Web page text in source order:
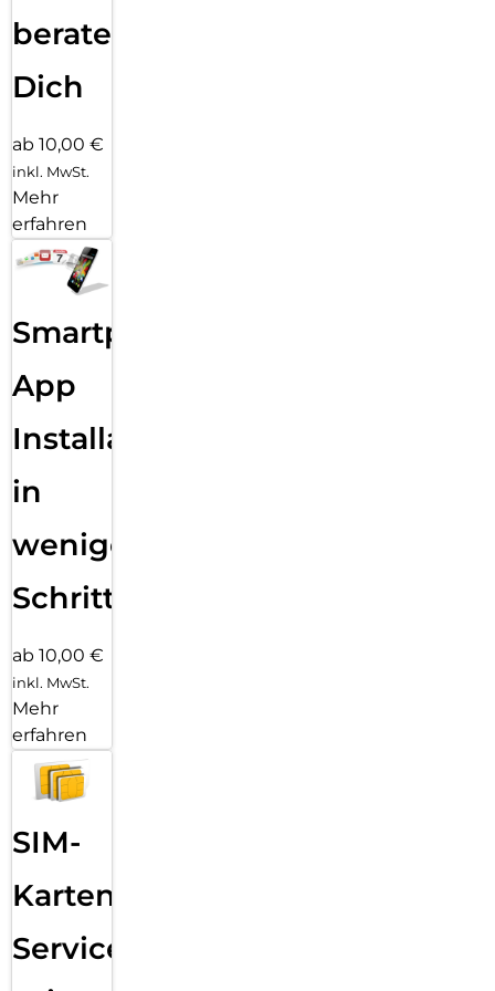
beraten
Dich
ab 10,00 €
inkl. MwSt.
Mehr
erfahren
Smartphone
App
Installation
in
wenigen
Schritten
ab 10,00 €
inkl. MwSt.
Mehr
erfahren
SIM-
Karten
Service: